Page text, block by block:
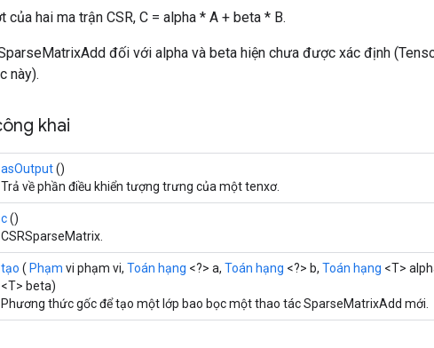
của hai ma trận CSR, C = alpha * A + beta * B.
đối với alpha và beta hiện chưa được xác định
này).
khai
asOutput()
Trả về phần điều khiển tượng trưng của một tenxơ.
c()
CSRSparseMatrix.
tạo ( Phạm vi phạm vi, Toán hạng <?> a, Toán hạng <?> b, Toán hạng <T>
<T> beta)
Phương thức gốc để tạo một lớp bao bọc một thao tác SparseMatrixAdd mới.